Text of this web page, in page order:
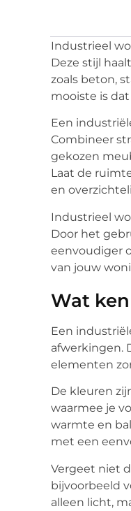
Industrieel
Deze stijl
zoals beton,
mooiste is
Een
Combineer
gekozen
Laat de
en
Industrieel
Door het
eenvoudiger
van jouw
Wat
Een
afwerkingen.
elementen
De kleuren
waarmee je
warmte en
met een
Vergeet niet
bijvoorbeeld
alleen licht,